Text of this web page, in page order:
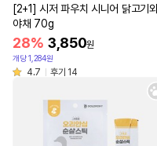
[2+1] 시저 파우치 시니어 닭고기
야채 70g
28% 3,850원
개당 1,284원
4.7 후기 14